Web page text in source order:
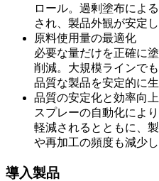
ロール。過剰塗布によ
され、製品外観が安定し
原料使用量の最適化
必要な量だけを正確に
削減。大規模ラインで
品質な製品を安定的に
品質の安定化と効率向上
スプレーの自動化によ
軽減されるとともに、
や再加工の頻度も減少
導入製品